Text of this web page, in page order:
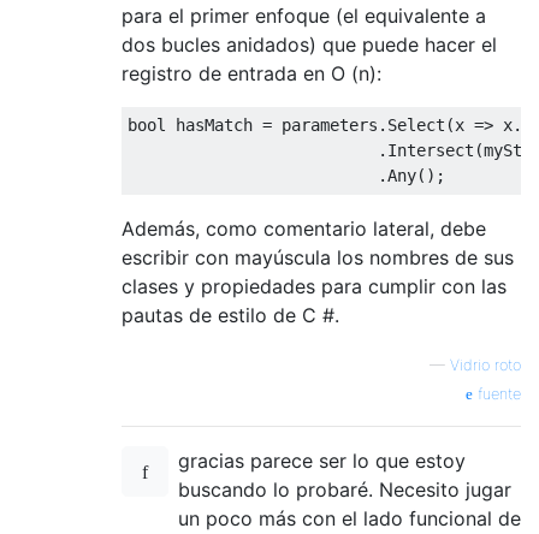
para el primer enfoque (el equivalente a
dos bucles anidados) que puede hacer el
registro de entrada en O (n):
bool
hasMatch = parameters.Select(x =>
Además, como comentario lateral, debe
escribir con mayúscula los nombres de sus
clases y propiedades para cumplir con las
pautas de estilo de C #.
— Vidrio roto
fuente
gracias parece ser lo que estoy
buscando lo probaré. Necesito jugar
un poco más con el lado funcional de